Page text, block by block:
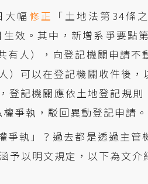
大幅修正 「土地法第34條
效。其中，新增系爭要點
有人），向登記機關申請不
）可以在登記機關收件後，
登記機關應依土地登記規
爭執，駁回異動登記申請。
爭執」？過去都是透過主管
予以明文規定，以下為文介